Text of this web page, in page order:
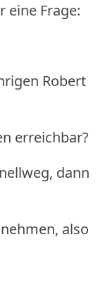
eine Frage:
Robert
erreichbar?
dann
also